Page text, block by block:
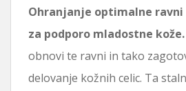
Ohranjanje optimalne ravni
za podporo mladostne kože.
obnovi te ravni in tako
delovanje kožnih celic. Ta